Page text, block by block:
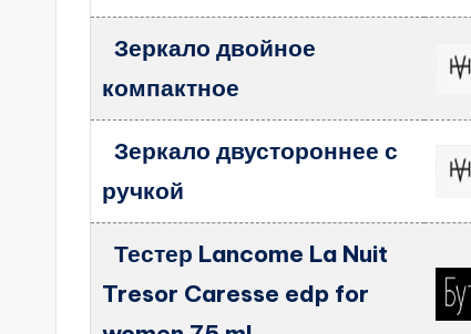
Зеркало двойное
компактное
Зеркало двустороннее с
ручкой
Тестер Lancome La Nuit
Tresor Caresse edp for